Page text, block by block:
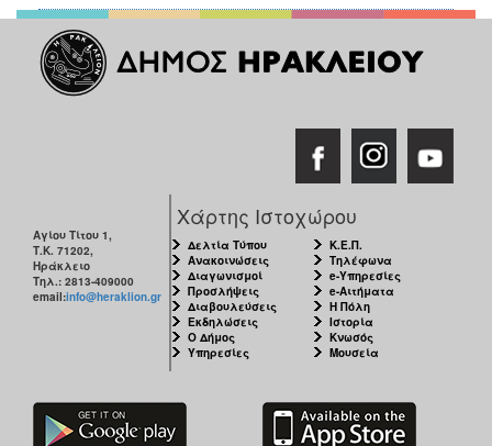
Αγίου Τίτου 1,
Τ.Κ. 71202,
Ηράκλειο
Τηλ.: 2813-409000
email:info@heraklion.gr
Χάρτης Ιστοχώρου
Δελτία Τύπου
Ανακοινώσεις
Διαγωνισμοί
Προσλήψεις
Διαβουλεύσεις
Εκδηλώσεις
Ο Δήμος
Υπηρεσίες
Κ.Ε.Π.
Τηλέφωνα
e-Υπηρεσίες
e-Αιτήματα
Η Πόλη
Ιστορία
Κνωσός
Μουσεία